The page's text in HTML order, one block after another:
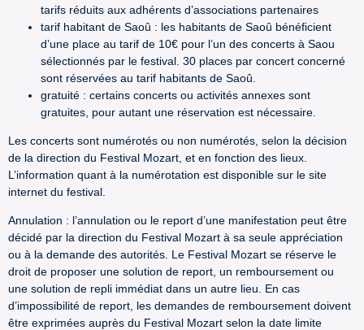
tarifs réduits aux adhérents d’associations partenaires
tarif habitant de Saoû : les habitants de Saoû bénéficient
d’une place au tarif de 10€ pour l’un des concerts à Saou
sélectionnés par le festival. 30 places par concert concerné
sont réservées au tarif habitants de Saoû.
gratuité : certains concerts ou activités annexes sont
gratuites, pour autant une réservation est nécessaire.
Les concerts sont numérotés ou non numérotés, selon la décision
de la direction du Festival Mozart, et en fonction des lieux.
L’information quant à la numérotation est disponible sur le site
internet du festival.
Annulation : l’annulation ou le report d’une manifestation peut être
décidé par la direction du Festival Mozart à sa seule appréciation
ou à la demande des autorités. Le Festival Mozart se réserve le
droit de proposer une solution de report, un remboursement ou
une solution de repli immédiat dans un autre lieu. En cas
d’impossibilité de report, les demandes de remboursement doivent
être exprimées auprès du Festival Mozart selon la date limite